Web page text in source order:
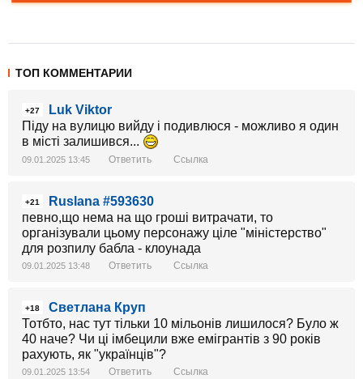
ТОП КОММЕНТАРИИ
+27
Luk Viktor
Піду на вулицю вийду і подивлюся - можливо я один
в місті залишився...
09.01.2025 13:45 Ответить Ссылка
+21
Ruslana #593630
певно,що нема на що гроші витрачати, то
організували цьому персонажу ціле "міністерство"
для розпилу бабла - клоунада
09.01.2025 13:48 Ответить Ссылка
+18
Светлана Круп
Тотбто, нас тут тільки 10 мільонів лишилося? Було ж
40 наче? Чи ці імбецили вже емігрантів з 90 років
рахують, як "українців"?
09.01.2025 13:54 Ответить Ссылка